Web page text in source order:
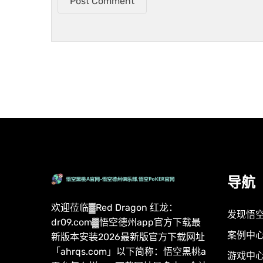
欢迎莅临▓Red Dragon 红龙：
dr09.com▓悟空德州app官方下载最
新版本安装2026最新版官方下载网址
「ahrqs.com」以下简称：悟空黑桃a
导航
发现悟
案例中
游戏中